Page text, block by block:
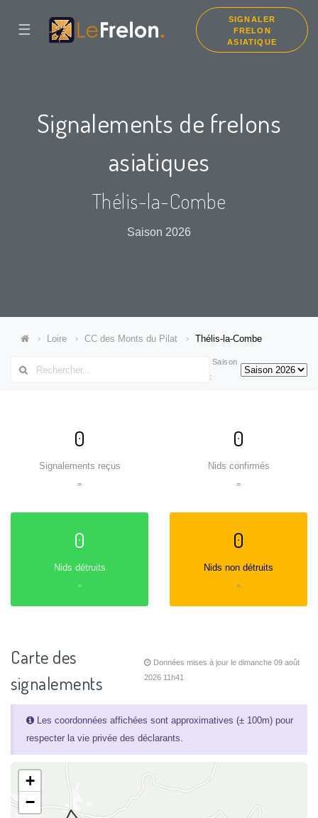
☰
SIGNALER
FRELON
ASIATIQUE
Signalements de frelons
asiatiques
Thélis-la-Combe
Saison 2026
Loire CC des Monts du Pilat Thélis-la-Combe
Saison
:
0
Signalements reçus
=
0
Nids confirmés
=
0
Nids détruits
=
0
Nids non détruits
=
Carte des
signalements
Données mises à jour le dimanche 09 août
2026 11h41
Les coordonnées affichées sont approximatives (± 100m) pour
respecter la vie privée des déclarants.
+
−